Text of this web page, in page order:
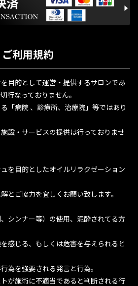
ご利用規約
目的として運営・提供するサロンであ
行なっておりません。
「病院 、診療所、治療院」等ではあり
設・サービスの提供は行っておりませ
を目的としたオイルリラクゼーション
とご協力を宜しくお願い致します。
シンナー等）の使用、泥酔されてる方
感じる、もしくは危害を与えられると
為を強要される発言と行為。
が施術に不適当であると判断される行